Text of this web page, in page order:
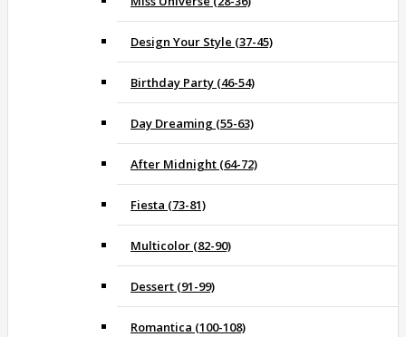
Design Your Style (37-45)
Birthday Party (46-54)
Day Dreaming (55-63)
After Midnight (64-72)
Fiesta (73-81)
Multicolor (82-90)
Dessert (91-99)
Romantica (100-108)